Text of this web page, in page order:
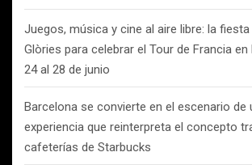
Juegos, música y cine al aire libre: la
Glòries para celebrar el Tour de Francia en
24 al 28 de junio
Barcelona se convierte en el escenario de
experiencia que reinterpreta el concepto
cafeterías de Starbucks